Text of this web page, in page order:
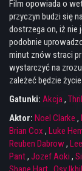
Film opowiada o
przyczyn budzi się
dostrzega on, iż nie
podobnie
minut znów straci
wystarczyć na
zależeć będzie
Gatunki: Akcja,
Aktor: Noel Clarke ,
Brian Cox , Luke
Reuben Dabrow,
Pant, Jozef Aoki ,